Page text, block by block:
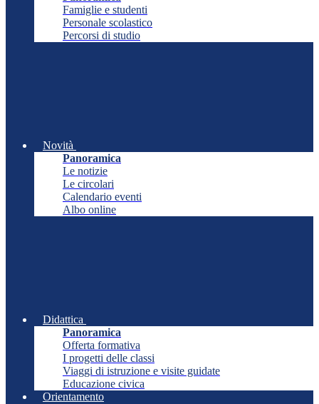
Famiglie e studenti
Personale scolastico
Percorsi di studio
Novità
Panoramica
Le notizie
Le circolari
Calendario eventi
Albo online
Didattica
Panoramica
Offerta formativa
I progetti delle classi
Viaggi di istruzione e visite guidate
Educazione civica
Orientamento